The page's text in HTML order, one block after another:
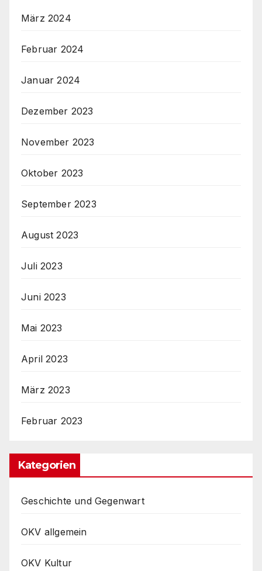
März 2024
Februar 2024
Januar 2024
Dezember 2023
November 2023
Oktober 2023
September 2023
August 2023
Juli 2023
Juni 2023
Mai 2023
April 2023
März 2023
Februar 2023
Kategorien
Geschichte und Gegenwart
OKV allgemein
OKV Kultur